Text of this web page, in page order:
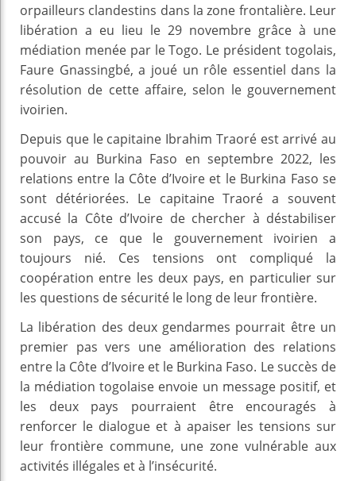
orpailleurs clandestins dans la zone frontalière. Leur
libération a eu lieu le 29 novembre grâce à une
médiation menée par le Togo. Le président togolais,
Faure Gnassingbé, a joué un rôle essentiel dans la
résolution de cette affaire, selon le gouvernement
ivoirien.
Depuis que le capitaine Ibrahim Traoré est arrivé au
pouvoir au Burkina Faso en septembre 2022, les
relations entre la Côte d’Ivoire et le Burkina Faso se
sont détériorées. Le capitaine Traoré a souvent
accusé la Côte d’Ivoire de chercher à déstabiliser
son pays, ce que le gouvernement ivoirien a
toujours nié. Ces tensions ont compliqué la
coopération entre les deux pays, en particulier sur
les questions de sécurité le long de leur frontière.
La libération des deux gendarmes pourrait être un
premier pas vers une amélioration des relations
entre la Côte d’Ivoire et le Burkina Faso. Le succès de
la médiation togolaise envoie un message positif, et
les deux pays pourraient être encouragés à
renforcer le dialogue et à apaiser les tensions sur
leur frontière commune, une zone vulnérable aux
activités illégales et à l’insécurité.